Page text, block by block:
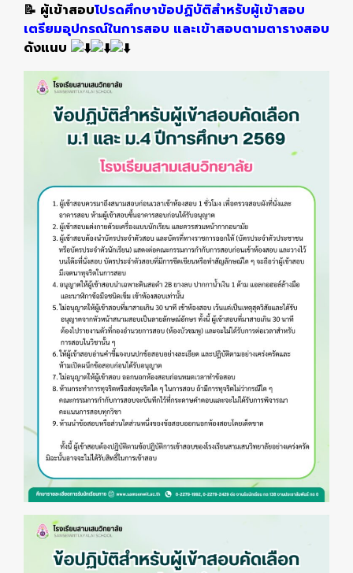
📝 ผู้เข้าสอบโปรดศึกษาข้อปฏิบัติสำหรับผู้เข้าสอบ
เตรียมอุปกรณ์ในการสอบ และเข้าสอบตามตารางสอบ
ดังแนบ